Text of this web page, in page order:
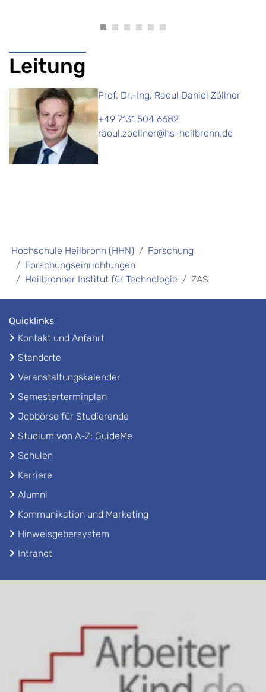
Leitung
Prof. Dr.-Ing. Raoul Daniel Zöllner
+49 7131 504 6682
raoul.zoellner@hs-heilbronn.de
Hochschule Heilbronn (HHN)
Forschung
Forschungseinrichtungen
Heilbronner Institut für Technologie
ZAS
Quicklinks
Kontakt und Anfahrt
Standorte
Veranstaltungskalender
Semesterterminplan
Jobbörse für Studierende
Studium von A-Z: GuideMe
Schulen
Karriere
Alumni
Kommunikation und Marketing
Hinweisgebersystem
Intranet